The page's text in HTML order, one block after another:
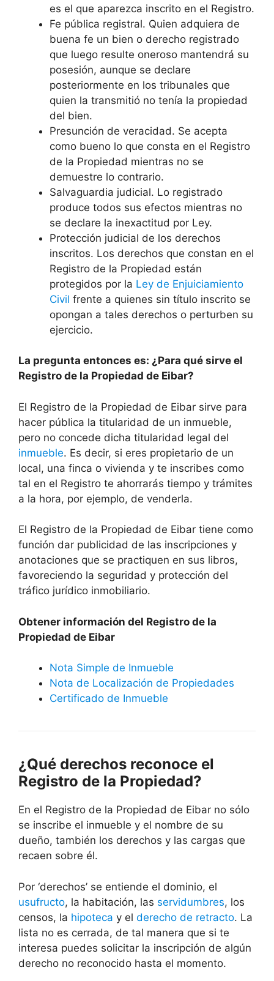
es el que aparezca inscrito en el Registro.
Fe pública registral. Quien adquiera de
buena fe un bien o derecho registrado
que luego resulte oneroso mantendrá su
posesión, aunque se declare
posteriormente en los tribunales que
quien la transmitió no tenía la propiedad
del bien.
Presunción de veracidad. Se acepta
como bueno lo que consta en el Registro
de la Propiedad mientras no se
demuestre lo contrario.
Salvaguardia judicial. Lo registrado
produce todos sus efectos mientras no
se declare la inexactitud por Ley.
Protección judicial de los derechos
inscritos. Los derechos que constan en el
Registro de la Propiedad están
protegidos por la Ley de Enjuiciamiento
Civil frente a quienes sin título inscrito se
opongan a tales derechos o perturben su
ejercicio.
La pregunta entonces es: ¿Para qué sirve el
Registro de la Propiedad de Eibar?
El Registro de la Propiedad de Eibar sirve para
hacer pública la titularidad de un inmueble,
pero no concede dicha titularidad legal del
inmueble. Es decir, si eres propietario de un
local, una finca o vivienda y te inscribes como
tal en el Registro te ahorrarás tiempo y trámites
a la hora, por ejemplo, de venderla.
El Registro de la Propiedad de Eibar tiene como
función dar publicidad de las inscripciones y
anotaciones que se practiquen en sus libros,
favoreciendo la seguridad y protección del
tráfico jurídico inmobiliario.
Obtener información del Registro de la
Propiedad de Eibar
Nota Simple de Inmueble
Nota de Localización de Propiedades
Certificado de Inmueble
¿Qué derechos reconoce el
Registro de la Propiedad?
En el Registro de la Propiedad de Eibar no sólo
se inscribe el inmueble y el nombre de su
dueño, también los derechos y las cargas que
recaen sobre él.
Por ‘derechos’ se entiende el dominio, el
usufructo, la habitación, las servidumbres, los
censos, la hipoteca y el derecho de retracto. La
lista no es cerrada, de tal manera que si te
interesa puedes solicitar la inscripción de algún
derecho no reconocido hasta el momento.